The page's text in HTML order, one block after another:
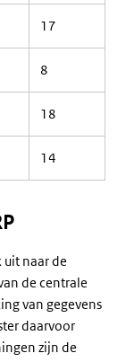
17
8
18
14
uit naar de
de centrale
van gegevens
daarvoor
zijn de